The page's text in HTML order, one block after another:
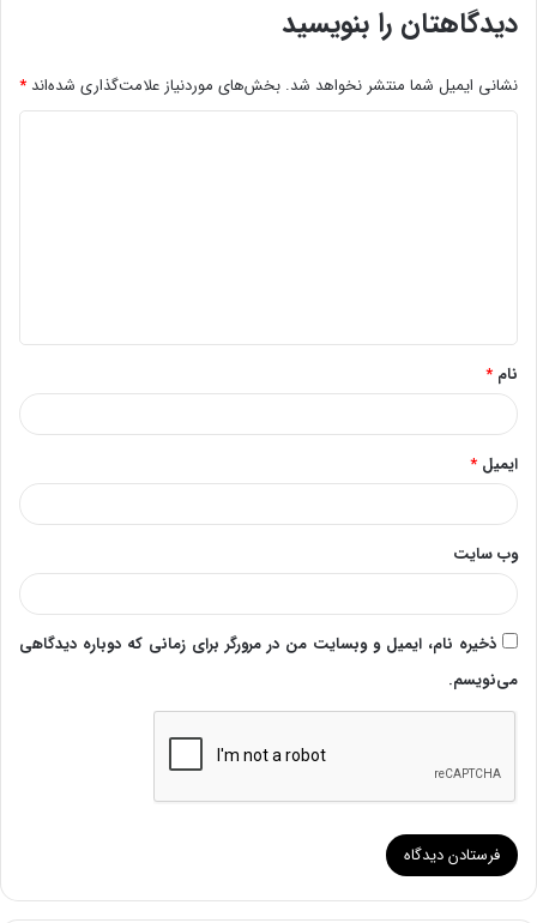
دیدگاهتان را بنویسید
نشانی ایمیل شما منتشر نخواهد شد. بخش‌های موردنیاز علامت‌گذاری شده‌اند *
*
نام *
ایمیل *
وب‌ سایت
ذخیره نام، ایمیل و وبسایت من در مرورگر برای زمانی که دوباره دیدگاهی
می‌نویسم.